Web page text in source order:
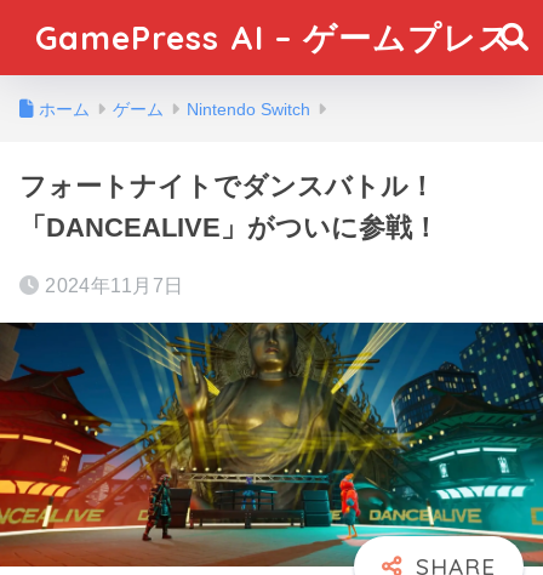
GamePress AI – ゲームプレス
ホーム ゲーム Nintendo Switch
フォートナイトでダンスバトル！
「DANCEALIVE」がついに参戦！
2024年11月7日